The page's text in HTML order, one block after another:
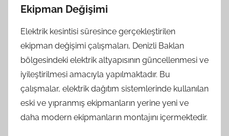
Ekipman Değişimi
Elektrik kesintisi süresince gerçekleştirilen
ekipman değişimi çalışmaları, Denizli Baklan
bölgesindeki elektrik altyapısının güncellenmesi ve
iyileştirilmesi amacıyla yapılmaktadır. Bu
çalışmalar, elektrik dağıtım sistemlerinde kullanılan
eski ve yıpranmış ekipmanların yerine yeni ve
daha modern ekipmanların montajını içermektedir.